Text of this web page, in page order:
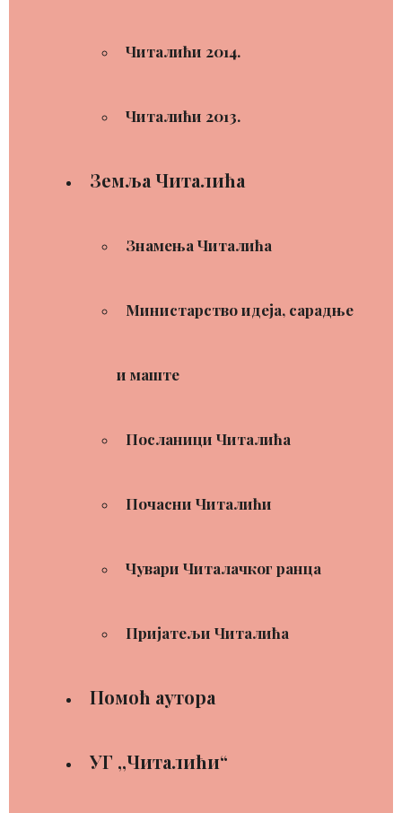
Читалићи 2014.
Читалићи 2013.
Земља Читалића
Знамења Читалића
Министарство идеја, сарадње
и маште
Посланици Читалића
Почасни Читалићи
Чувари Читалачког ранца
Пријатељи Читалића
Помоћ аутора
УГ ,,Читалићи“